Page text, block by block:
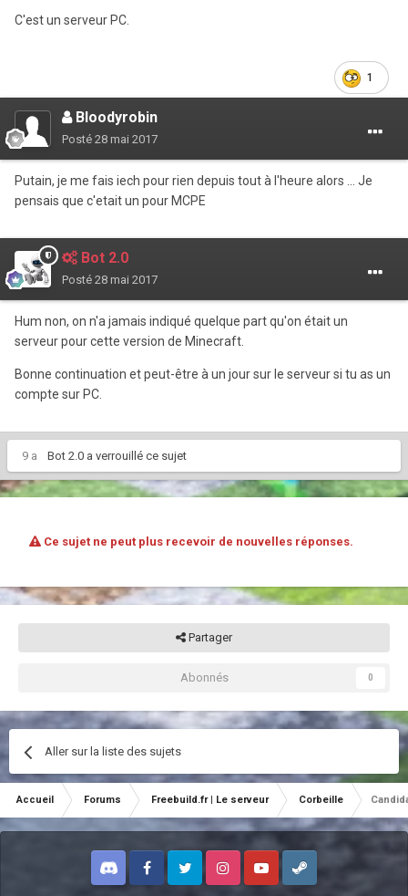
C'est un serveur PC.
1
Bloodyrobin
Posté 28 mai 2017
Putain, je me fais iech pour rien depuis tout à l'heure alors ... Je
pensais que c'etait un pour MCPE
Bot 2.0
Posté 28 mai 2017
Hum non, on n'a jamais indiqué quelque part qu'on était un
serveur pour cette version de Minecraft.
Bonne continuation et peut-être à un jour sur le serveur si tu as un
compte sur PC.
9 a Bot 2.0 a verrouillé ce sujet
Ce sujet ne peut plus recevoir de nouvelles réponses.
Partager
Abonnés 0
Aller sur la liste des sujets
Accueil Forums Freebuild.fr | Le serveur Corbeille
Discord FacebookTwitter InstagramYoutubeSteam